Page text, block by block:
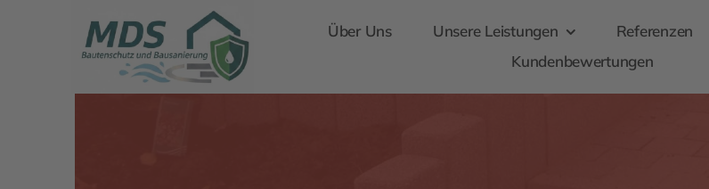
Über Uns Unsere Leistungen Referenzen
Kundenbewertungen